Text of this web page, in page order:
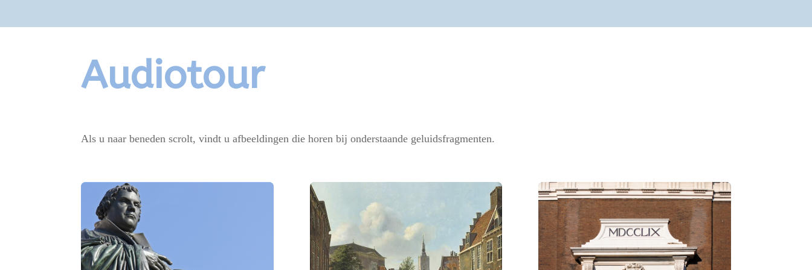
Audiotour
Als u naar beneden scrolt, vindt u afbeeldingen die horen bij onderstaande geluidsfragmenten.